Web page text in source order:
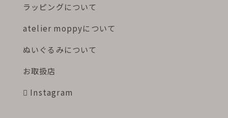
ラッピングについて
atelier moppyについて
ぬいぐるみについて
お取扱店
Instagram